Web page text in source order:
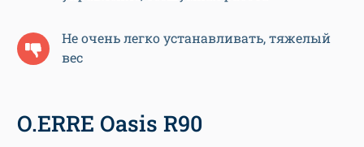
Не очень легко устанавливать, тяжелый
вес
O.ERRE Oasis R90